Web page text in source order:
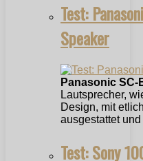
Test:
Speaker
Panasonic SC-
Lautsprecher,
Design, mit
ausgestattet
Test: Sony